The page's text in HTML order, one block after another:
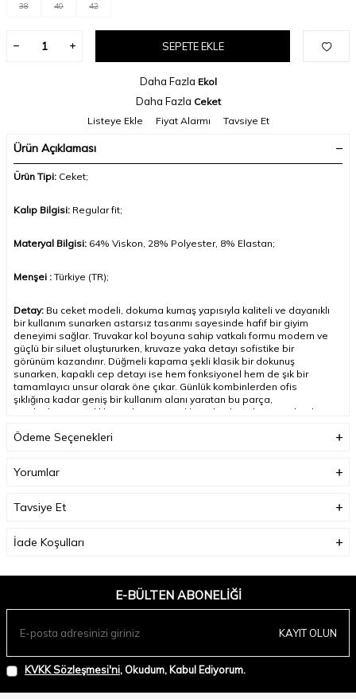
38 40 42
SEPETE EKLE
Daha Fazla Ekol
Daha Fazla Ceket
Listeye Ekle
Fiyat Alarmı Tavsiye Et
Ürün Açıklaması
Ürün Tipi: Ceket;
Kalıp Bilgisi: Regular fit;
Materyal Bilgisi: 64% Viskon, 28% Polyester, 8% Elastan;
Menşei : Türkiye (TR);
Detay: Bu ceket modeli, dokuma kumaş yapısıyla kaliteli ve dayanıklı
bir kullanım sunarken astarsız tasarımı sayesinde hafif bir giyim
deneyimi sağlar. Truvakar kol boyuna sahip vatkalı formu modern ve
güçlü bir siluet oluştururken, kruvaze yaka detayı sofistike bir
görünüm kazandırır. Düğmeli kapama şekli klasik bir dokunuş
sunarken, kapaklı cep detayı ise hem fonksiyonel hem de şık bir
tamamlayıcı unsur olarak öne çıkar. Günlük kombinlerden ofis
şıklığına kadar geniş bir kullanım alanı yaratan bu parça,
gardırobunuzun dikkat çekici seçeneklerinden biri olmaya adaydır;
Model Ölçüleri(cm) :
Numune Beden:
Ürün Boyu(cm):
Ödeme Seçenekleri
Yorumlar
Tavsiye Et
İade Koşulları
E-BÜLTEN ABONELIĞI
KAYIT OLUN
KVKK Sözleşmesi'ni, Okudum, Kabul Ediyorum.